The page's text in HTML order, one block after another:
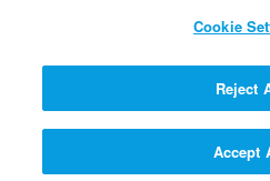
நான் இப்போது
ஆண்டவரிடம் எப்படி
Cookie
Reject
Accept